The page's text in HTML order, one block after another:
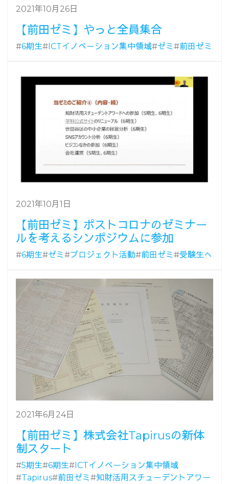
2021年10月26日
【前田ゼミ】やっと全員集合
#6期生#ICTイノベーション集中領域#ゼミ#前田ゼミ
2021年10月1日
【前田ゼミ】ポストコロナのゼミナー
ルを考えるシンポジウムに参加
#6期生#ゼミ#プロジェクト活動#前田ゼミ#受験生へ
2021年6月24日
【前田ゼミ】株式会社Tapirusの新体
制スタート
#5期生#6期生#ICTイノベーション集中領域
#Tapirus#前田ゼミ#知財活用スチューデントアワー